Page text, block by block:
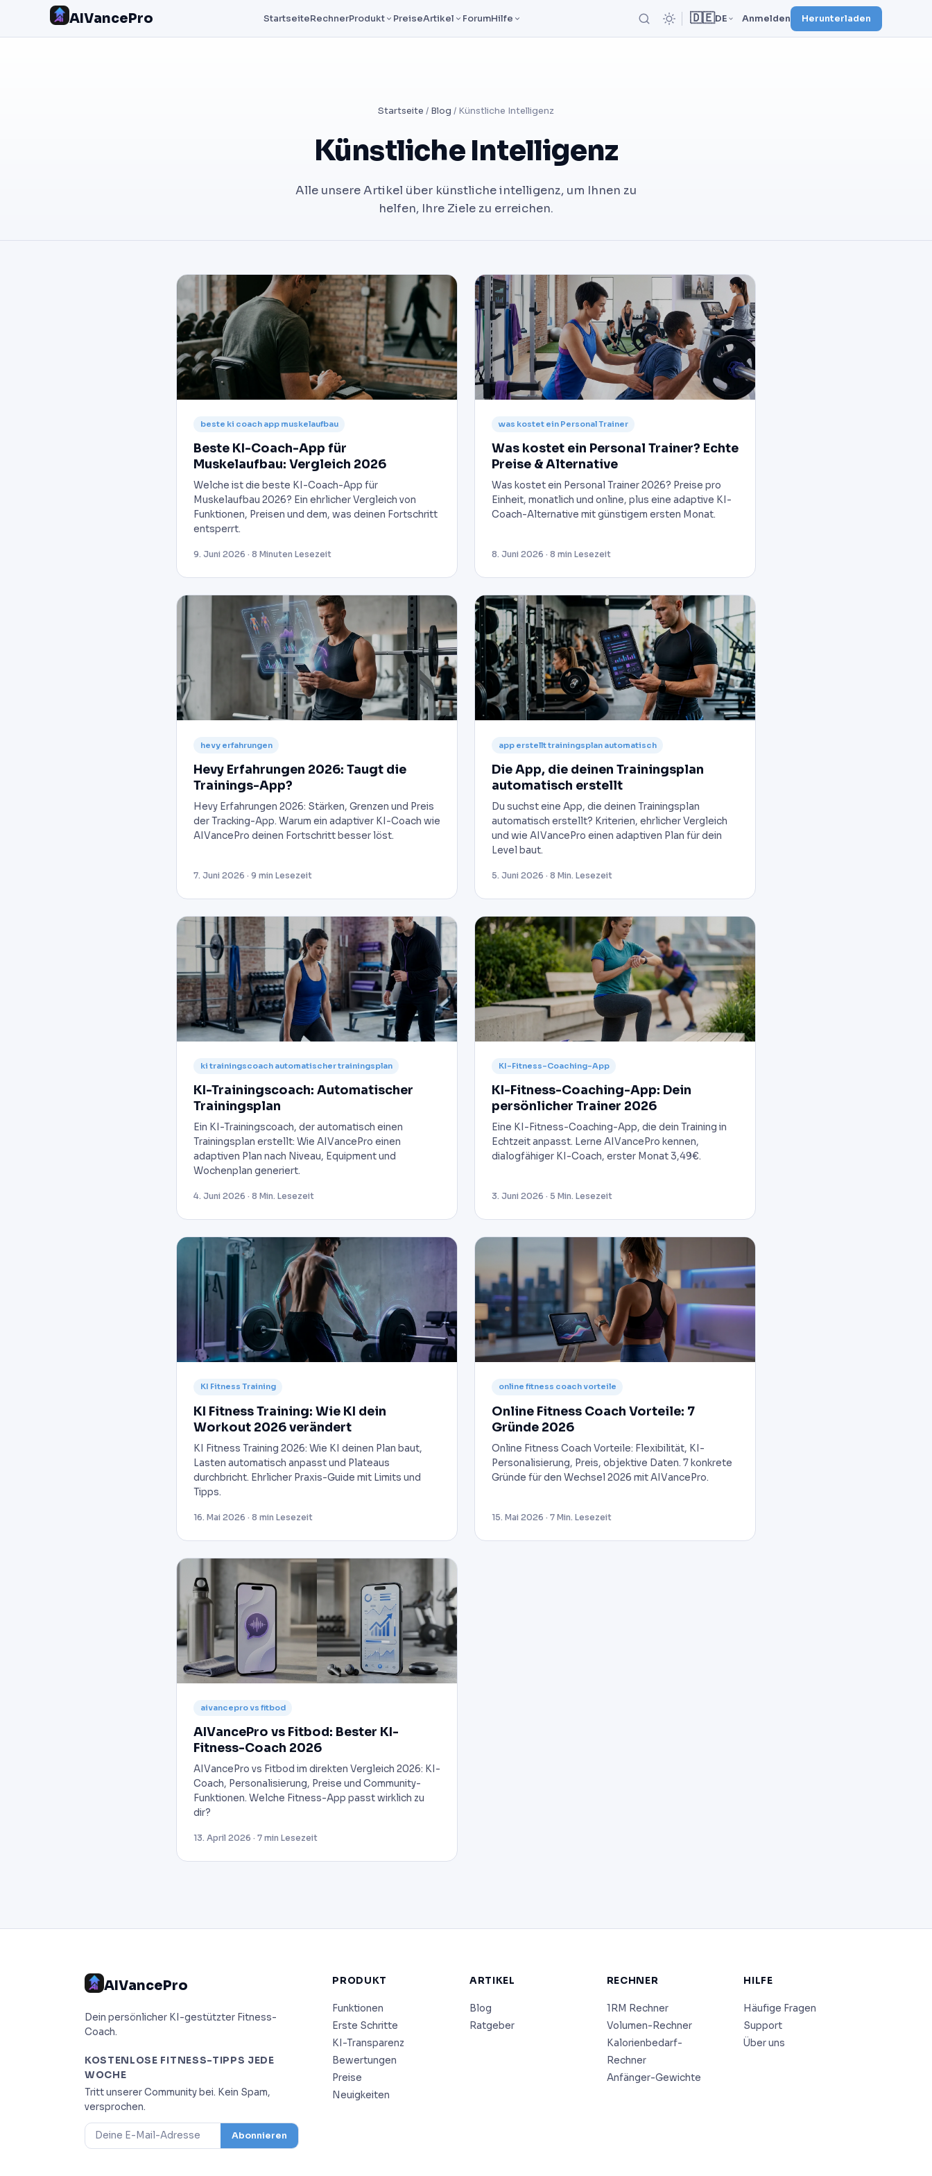
AIVancePro StartseiteRechnerProdukt PreiseArtikel ForumHilfe 🇩🇪DE Anmelden Herunterladen
Startseite / Blog / Künstliche Intelligenz
Künstliche Intelligenz
Alle unsere Artikel über künstliche intelligenz, um Ihnen zu
helfen, Ihre Ziele zu erreichen.
beste ki coach app muskelaufbau
Beste KI-Coach-App für
Muskelaufbau: Vergleich 2026
Welche ist die beste KI-Coach-App für
Muskelaufbau 2026? Ein ehrlicher Vergleich von
Funktionen, Preisen und dem, was deinen Fortschritt
entsperrt.
9. Juni 2026 · 8 Minuten Lesezeit
was kostet ein Personal Trainer
Was kostet ein Personal Trainer? Echte
Preise & Alternative
Was kostet ein Personal Trainer 2026? Preise pro
Einheit, monatlich und online, plus eine adaptive KI-
Coach-Alternative mit günstigem ersten Monat.
8. Juni 2026 · 8 min Lesezeit
hevy erfahrungen
Hevy Erfahrungen 2026: Taugt die
Trainings-App?
Hevy Erfahrungen 2026: Stärken, Grenzen und Preis
der Tracking-App. Warum ein adaptiver KI-Coach wie
AIVancePro deinen Fortschritt besser löst.
7. Juni 2026 · 9 min Lesezeit
app erstellt trainingsplan automatisch
Die App, die deinen Trainingsplan
automatisch erstellt
Du suchst eine App, die deinen Trainingsplan
automatisch erstellt? Kriterien, ehrlicher Vergleich
und wie AIVancePro einen adaptiven Plan für dein
Level baut.
5. Juni 2026 · 8 Min. Lesezeit
ki trainingscoach automatischer trainingsplan
KI-Trainingscoach: Automatischer
Trainingsplan
Ein KI-Trainingscoach, der automatisch einen
Trainingsplan erstellt: Wie AIVancePro einen
adaptiven Plan nach Niveau, Equipment und
Wochenplan generiert.
4. Juni 2026 · 8 Min. Lesezeit
KI-Fitness-Coaching-App
KI-Fitness-Coaching-App: Dein
persönlicher Trainer 2026
Eine KI-Fitness-Coaching-App, die dein Training in
Echtzeit anpasst. Lerne AIVancePro kennen,
dialogfähiger KI-Coach, erster Monat 3,49€.
3. Juni 2026 · 5 Min. Lesezeit
KI Fitness Training
KI Fitness Training: Wie KI dein
Workout 2026 verändert
KI Fitness Training 2026: Wie KI deinen Plan baut,
Lasten automatisch anpasst und Plateaus
durchbricht. Ehrlicher Praxis-Guide mit Limits und
Tipps.
16. Mai 2026 · 8 min Lesezeit
online fitness coach vorteile
Online Fitness Coach Vorteile: 7
Gründe 2026
Online Fitness Coach Vorteile: Flexibilität, KI-
Personalisierung, Preis, objektive Daten. 7 konkrete
Gründe für den Wechsel 2026 mit AIVancePro.
15. Mai 2026 · 7 Min. Lesezeit
aivancepro vs fitbod
AIVancePro vs Fitbod: Bester KI-
Fitness-Coach 2026
AIVancePro vs Fitbod im direkten Vergleich 2026: KI-
Coach, Personalisierung, Preise und Community-
Funktionen. Welche Fitness-App passt wirklich zu
dir?
13. April 2026 · 7 min Lesezeit
AIVancePro
Dein persönlicher KI-gestützter Fitness-
Coach.
KOSTENLOSE FITNESS-TIPPS JEDE
WOCHE
Tritt unserer Community bei. Kein Spam,
versprochen.
Abonnieren
PRODUKT
Funktionen
Erste Schritte
KI-Transparenz
Bewertungen
Preise
Neuigkeiten
ARTIKEL
Blog
Ratgeber
RECHNER
1RM Rechner
Volumen-Rechner
Kalorienbedarf-
Rechner
Anfänger-Gewichte
HILFE
Häufige Fragen
Support
Über uns